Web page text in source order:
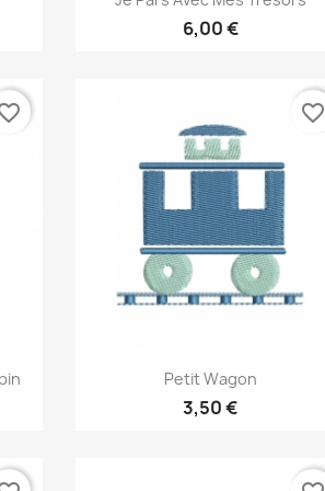
6,00 €
Aperçu rapide
Petit Wagon
3,50 €
favorite_border